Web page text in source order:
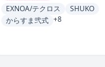
EXNOA/テクロス
SHUKO
からすま弐式 +8